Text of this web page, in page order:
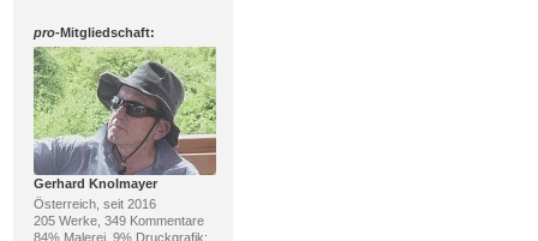
pro-Mitgliedschaft:
Gerhard Knolmayer
Österreich, seit 2016
205 Werke, 349 Kommentare
84% Malerei, 9% Druckgrafik;